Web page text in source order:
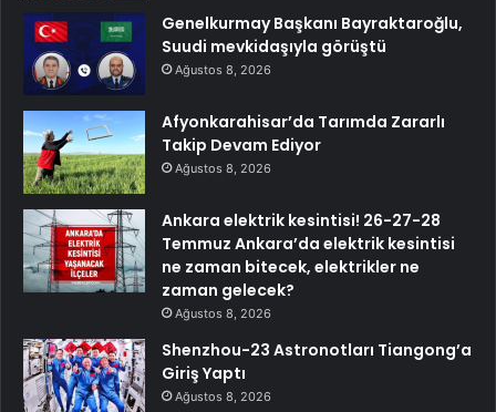
Genelkurmay Başkanı Bayraktaroğlu,
Suudi mevkidaşıyla görüştü
Ağustos 8, 2026
Afyonkarahisar’da Tarımda Zararlı
Takip Devam Ediyor
Ağustos 8, 2026
Ankara elektrik kesintisi! 26-27-28
Temmuz Ankara’da elektrik kesintisi
ne zaman bitecek, elektrikler ne
zaman gelecek?
Ağustos 8, 2026
Shenzhou-23 Astronotları Tiangong’a
Giriş Yaptı
Ağustos 8, 2026